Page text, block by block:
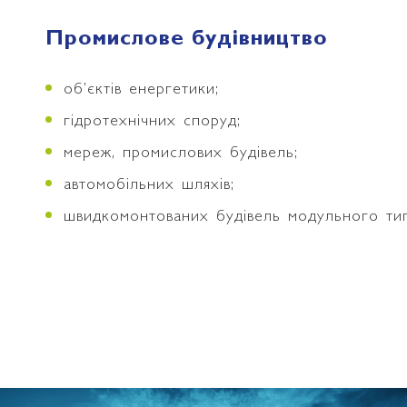
Промислове будівництво
об’єктів енергетики;
гідротехнічних споруд;
мереж, промислових будівель;
автомобільних шляхів;
швидкомонтованих будівель модульного